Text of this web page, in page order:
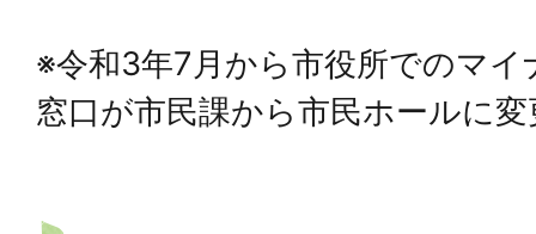
※令和3年7月から市役所でのマ
窓口が市民課から市民ホールに